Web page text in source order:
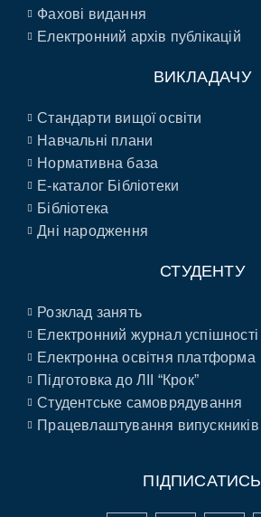
Фахові видання
Електронний архів публікацій
ВИКЛАДАЧУ
Стандарти вищої освіти
Навчальні плани
Нормативна база
E-каталог Бібліотеки
Бібліотека
Дні народження
СТУДЕНТУ
Розклад занять
Електронний журнал успішності
Електронна освітня платформа
Підготовка до ЛІІ “Крок”
Студентське самоврядування
Працевлаштування випускників
ПІДПИСАТИСЬ